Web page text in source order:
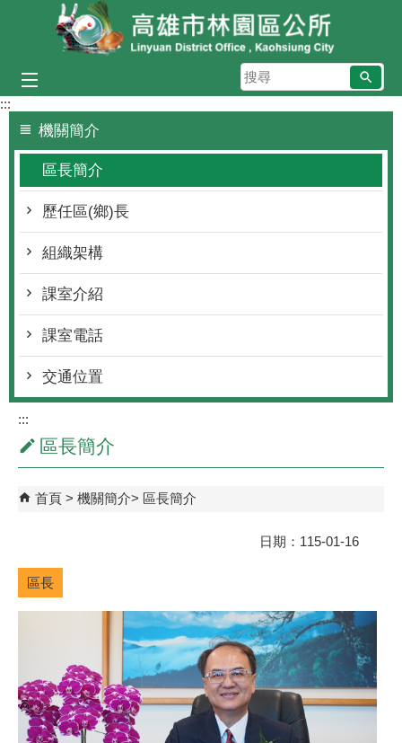
跳到主要內容區塊
搜
尋
:::
機關簡介
區長簡介
歷任區(鄉)長
組織架構
課室介紹
課室電話
交通位置
:::
區長簡介
首頁 機關簡介 區長簡介
日期：115-01-16
區長